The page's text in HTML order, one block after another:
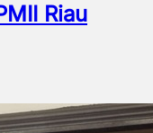
Riau